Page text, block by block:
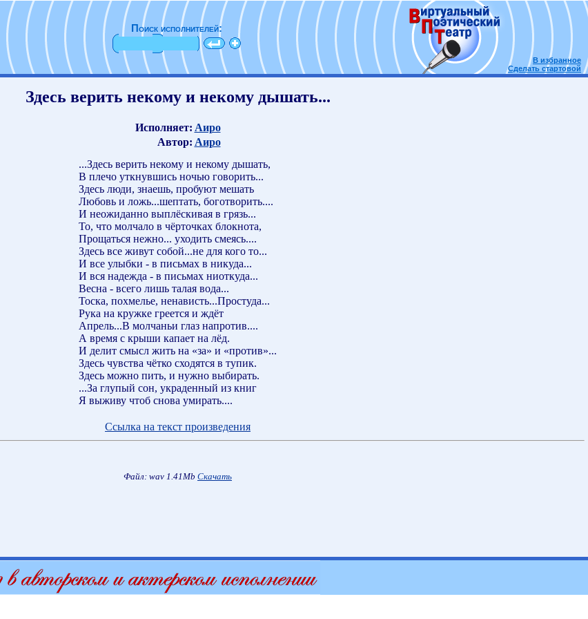
Поиск исполнителей:
В избранное
Сделать стартовой
Здесь верить некому и некому дышать...
Исполняет: Аиро
Автор: Аиро
...Здесь верить некому и некому дышать,
В плечо уткнувшись ночью говорить...
Здесь люди, знаешь, пробуют мешать
Любовь и ложь...шептать, боготворить....
И неожиданно выплёскивая в грязь...
То, что молчало в чёрточках блокнота,
Прощаться нежно... уходить смеясь....
Здесь все живут собой...не для кого то...
И все улыбки - в письмах в никуда...
И вся надежда - в письмах ниоткуда...
Весна - всего лишь талая вода...
Тоска, похмелье, ненависть...Простуда...
Рука на кружке греется и ждёт
Апрель...В молчаньи глаз напротив....
А время с крыши капает на лёд.
И делит смысл жить на «за» и «против»...
Здесь чувства чётко сходятся в тупик.
Здесь можно пить, и нужно выбирать.
...За глупый сон, украденный из книг
Я выживу чтоб снова умирать....
Ссылка на текст произведения
Файл: wav 1.41Mb Скачать